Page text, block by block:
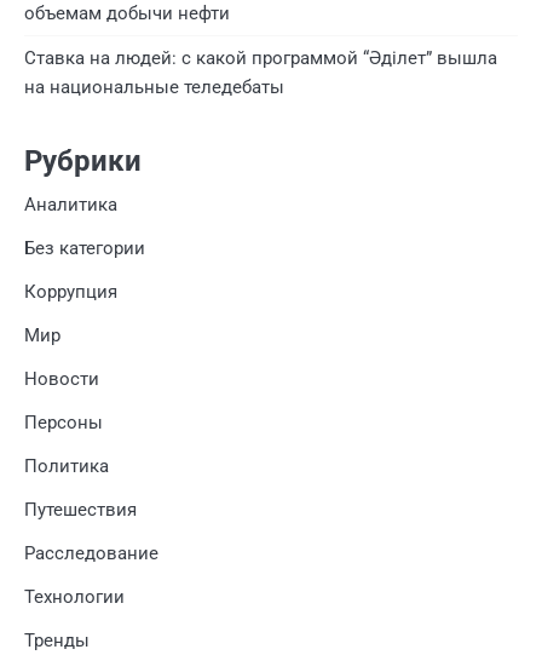
объемам добычи нефти
Ставка на людей: с какой программой “Әділет” вышла
на национальные теледебаты
Рубрики
Аналитика
Без категории
Коррупция
Мир
Новости
Персоны
Политика
Путешествия
Расследование
Технологии
Тренды